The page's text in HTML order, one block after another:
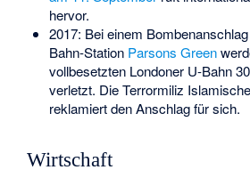
hervor.
2017: Bei einem
Bahn-Station Parsons Green
vollbesetzten Londoner U-Bahn
verletzt. Die Terrormiliz
reklamiert den Anschlag für sich.
Wirtschaft